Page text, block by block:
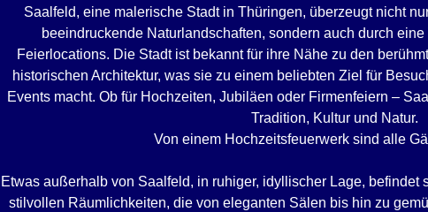
Saalfeld, eine malerische Stadt in Thüringen, überzeugt nicht
beeindruckende Naturlandschaften, sondern auch durch
Feierlocations. Die Stadt ist bekannt für ihre Nähe zu den
historischen Architektur, was sie zu einem beliebten Ziel für
Events macht. Ob für Hochzeiten, Jubiläen oder Firmenfeiern –
Tradition, Kultur und Natur.
Von einem Hochzeitsfeuerwerk sind alle
Etwas außerhalb von Saalfeld, in ruhiger, idyllischer Lage, befindet
stilvollen Räumlichkeiten, die von eleganten Sälen bis hin zu